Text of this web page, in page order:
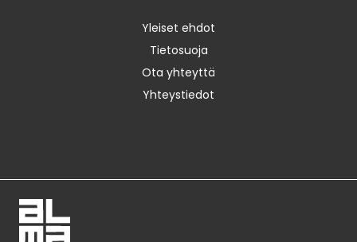
Yleiset ehdot
Tietosuoja
Ota yhteyttä
Yhteystiedot